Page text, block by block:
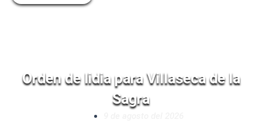
Orden de lidia para Villaseca de la
Sagra